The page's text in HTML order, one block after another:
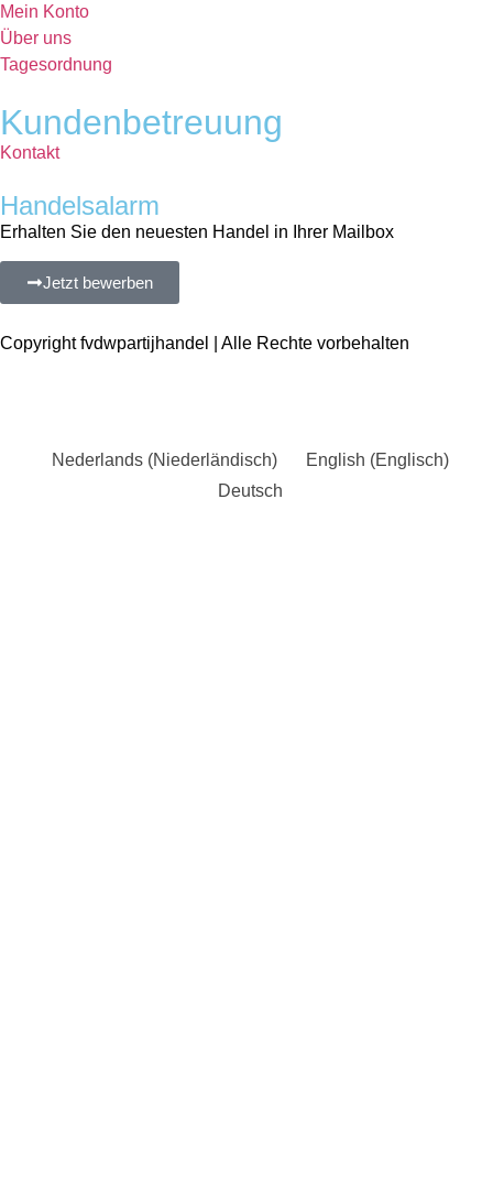
Mein Konto
Über uns
Tagesordnung
Kundenbetreuung
Kontakt
Handelsalarm
Erhalten Sie den neuesten Handel in Ihrer Mailbox
Jetzt bewerben
Copyright fvdwpartijhandel | Alle Rechte vorbehalten
Nederlands(Niederländisch) English (Englisch)
Deutsch